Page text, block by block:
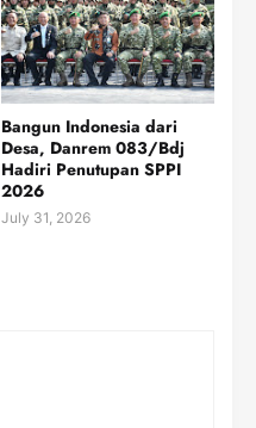
Bangun Indonesia dari
Desa, Danrem 083/Bdj
Hadiri Penutupan SPPI
2026
July 31, 2026